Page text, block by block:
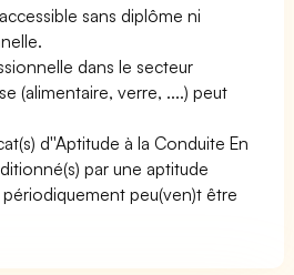
sans diplôme ni
dans le secteur
(alimentaire, verre, ....) peut
d''Aptitude à la Conduite En
par une aptitude
peu(ven)t être